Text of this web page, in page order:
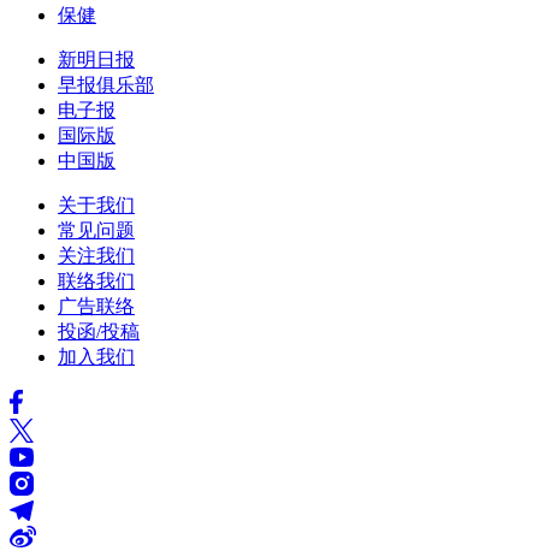
保健
新明日报
早报俱乐部
电子报
国际版
中国版
关于我们
常见问题
关注我们
联络我们
广告联络
投函/投稿
加入我们